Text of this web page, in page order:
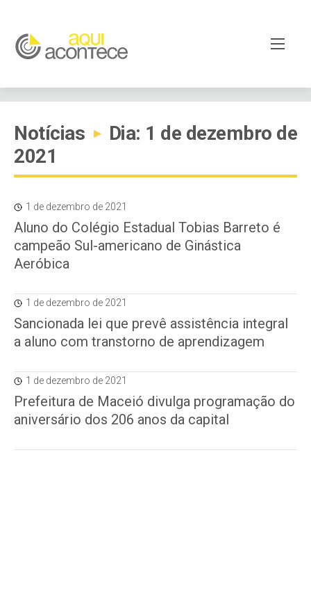
Notícias ▸
Dia: 1 de dezembro de
2021
1 de dezembro de 2021
Aluno do Colégio Estadual Tobias Barreto é
campeão Sul-americano de Ginástica
Aeróbica
1 de dezembro de 2021
Sancionada lei que prevê assistência integral
a aluno com transtorno de aprendizagem
1 de dezembro de 2021
Prefeitura de Maceió divulga programação do
aniversário dos 206 anos da capital